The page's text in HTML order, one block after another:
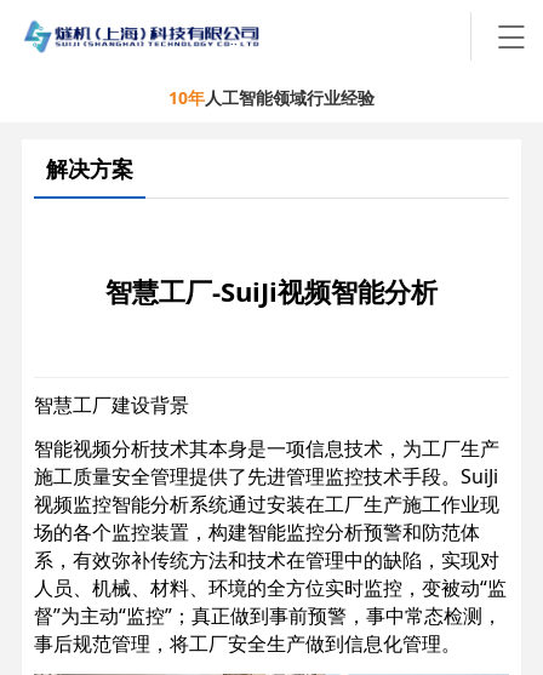
10年人工智能领域行业经验
解决方案
智慧工厂-SuiJi视频智能分析
智慧工厂建设背景
智能视频分析技术其本身是一项信息技术，为工厂生产
施工质量安全管理提供了先进管理监控技术手段。SuiJi
视频监控智能分析系统通过安装在工厂生产施工作业现
场的各个监控装置，构建智能监控分析预警和防范体
系，有效弥补传统方法和技术在管理中的缺陷，实现对
人员、机械、材料、环境的全方位实时监控，变被动“监
督”为主动“监控”；真正做到事前预警，事中常态检测，
事后规范管理，将工厂安全生产做到信息化管理。